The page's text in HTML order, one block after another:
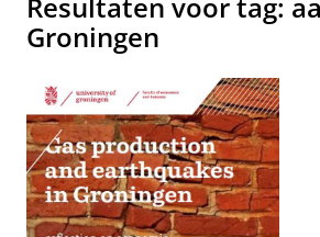
Resultaten voor tag:
Groningen